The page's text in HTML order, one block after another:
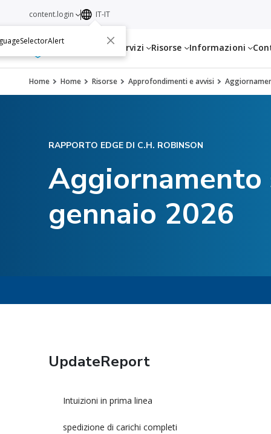
Servizi Risorse Informazioni
content.login IT-IT
Home Home Risorse Approfondimenti e avvisi
RAPPORTO EDGE DI C.H. ROBINSON
Aggiornamento
gennaio 2026
UpdateReport
Intuizioni in prima linea
spedizione di carichi completi